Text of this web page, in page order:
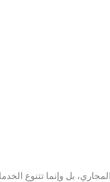
بل وإنما تتنوع